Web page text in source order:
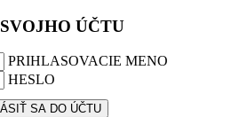
ÚČTU
PRIHLASOVACIE MENO
HESLO